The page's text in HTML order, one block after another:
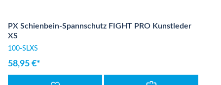
PX Schienbein-Spannschutz FIGHT PRO Kunstleder
XS
100-SLXS
58,95 €*